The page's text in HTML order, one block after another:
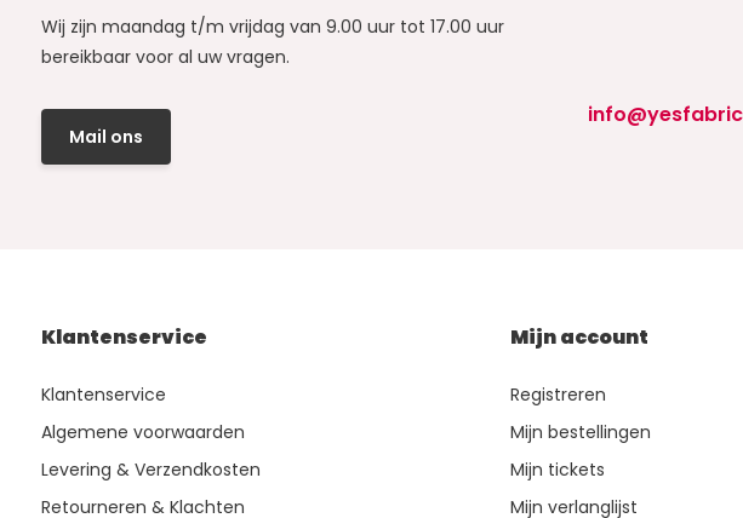
Wij zijn maandag t/m vrijdag van 9.00 uur tot 17.00 uur
bereikbaar voor al uw vragen.
Mail ons
Klantenservice
Klantenservice
Algemene voorwaarden
Levering & Verzendkosten
Retourneren & Klachten
Mijn account
Registreren
Mijn bestellingen
Mijn tickets
Mijn verlanglijst